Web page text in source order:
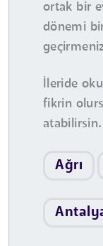
ortak bir
dönemi
İleride
fikrin
atabilirsin.
Ağrı